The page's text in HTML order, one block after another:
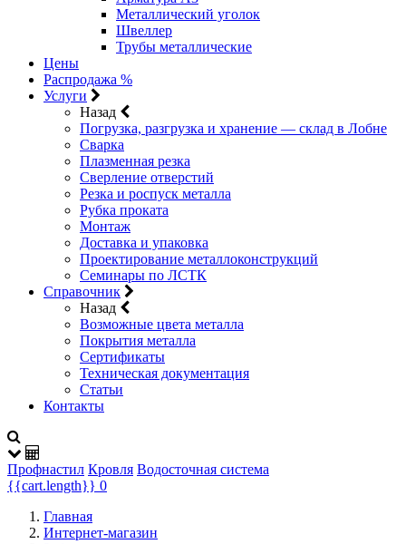
Металлический уголок
Швеллер
Трубы металлические
Цены
Распродажа %
Услуги
Назад
Погрузка, разгрузка и хранение — склад в Лобне
Сварка
Плазменная резка
Сверление отверстий
Резка и роспуск металла
Рубка проката
Монтаж
Доставка и упаковка
Проектирование металлоконструкций
Семинары по ЛСТК
Справочник
Назад
Возможные цвета металла
Покрытия металла
Сертификаты
Техническая документация
Статьи
Контакты
Профнастил Кровля Водосточная система
{{cart.length}} 0
Главная
Интернет-магазин